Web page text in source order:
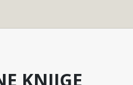
KNJIGE